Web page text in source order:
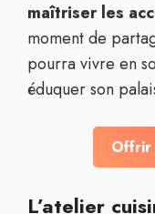
maîtriser les
moment de
pourra vivre en
éduquer son
Offrir
L’atelier